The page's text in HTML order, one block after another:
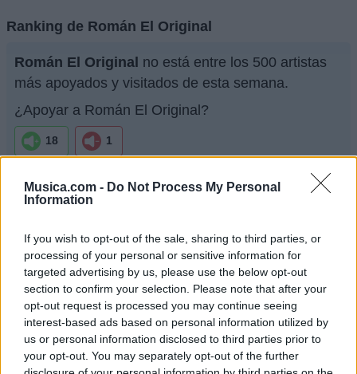
Musica.com - Do Not Process My Personal
Information
If you wish to opt-out of the sale, sharing to third parties, or
processing of your personal or sensitive information for
targeted advertising by us, please use the below opt-out
section to confirm your selection. Please note that after your
opt-out request is processed you may continue seeing
interest-based ads based on personal information utilized by
us or personal information disclosed to third parties prior to
your opt-out. You may separately opt-out of the further
Ranking de Román El Original
Román El Original no está entre los 500 artistas
más apoyados y visitados de esta semana.
¿Apoyar a Román El Original?
18 1
Ranking de Román El Original TOP Música